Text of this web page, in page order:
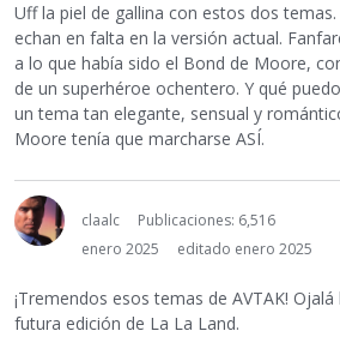
Uff la piel de gallina con estos dos
echan en falta en la versión actual.
a lo que había sido el Bond de Moore,
de un superhéroe ochentero. Y qué
un tema tan elegante, sensual y
Moore tenía que marcharse ASÍ.
claalc
Publicaciones: 6,516
enero 2025
editado enero 2025
¡Tremendos esos temas de AVTAK!
futura edición de La La Land.